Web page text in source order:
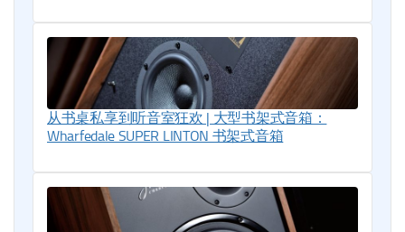
从书桌私享到听音室狂欢 | 大型书架式音箱：
Wharfedale SUPER LINTON 书架式音箱